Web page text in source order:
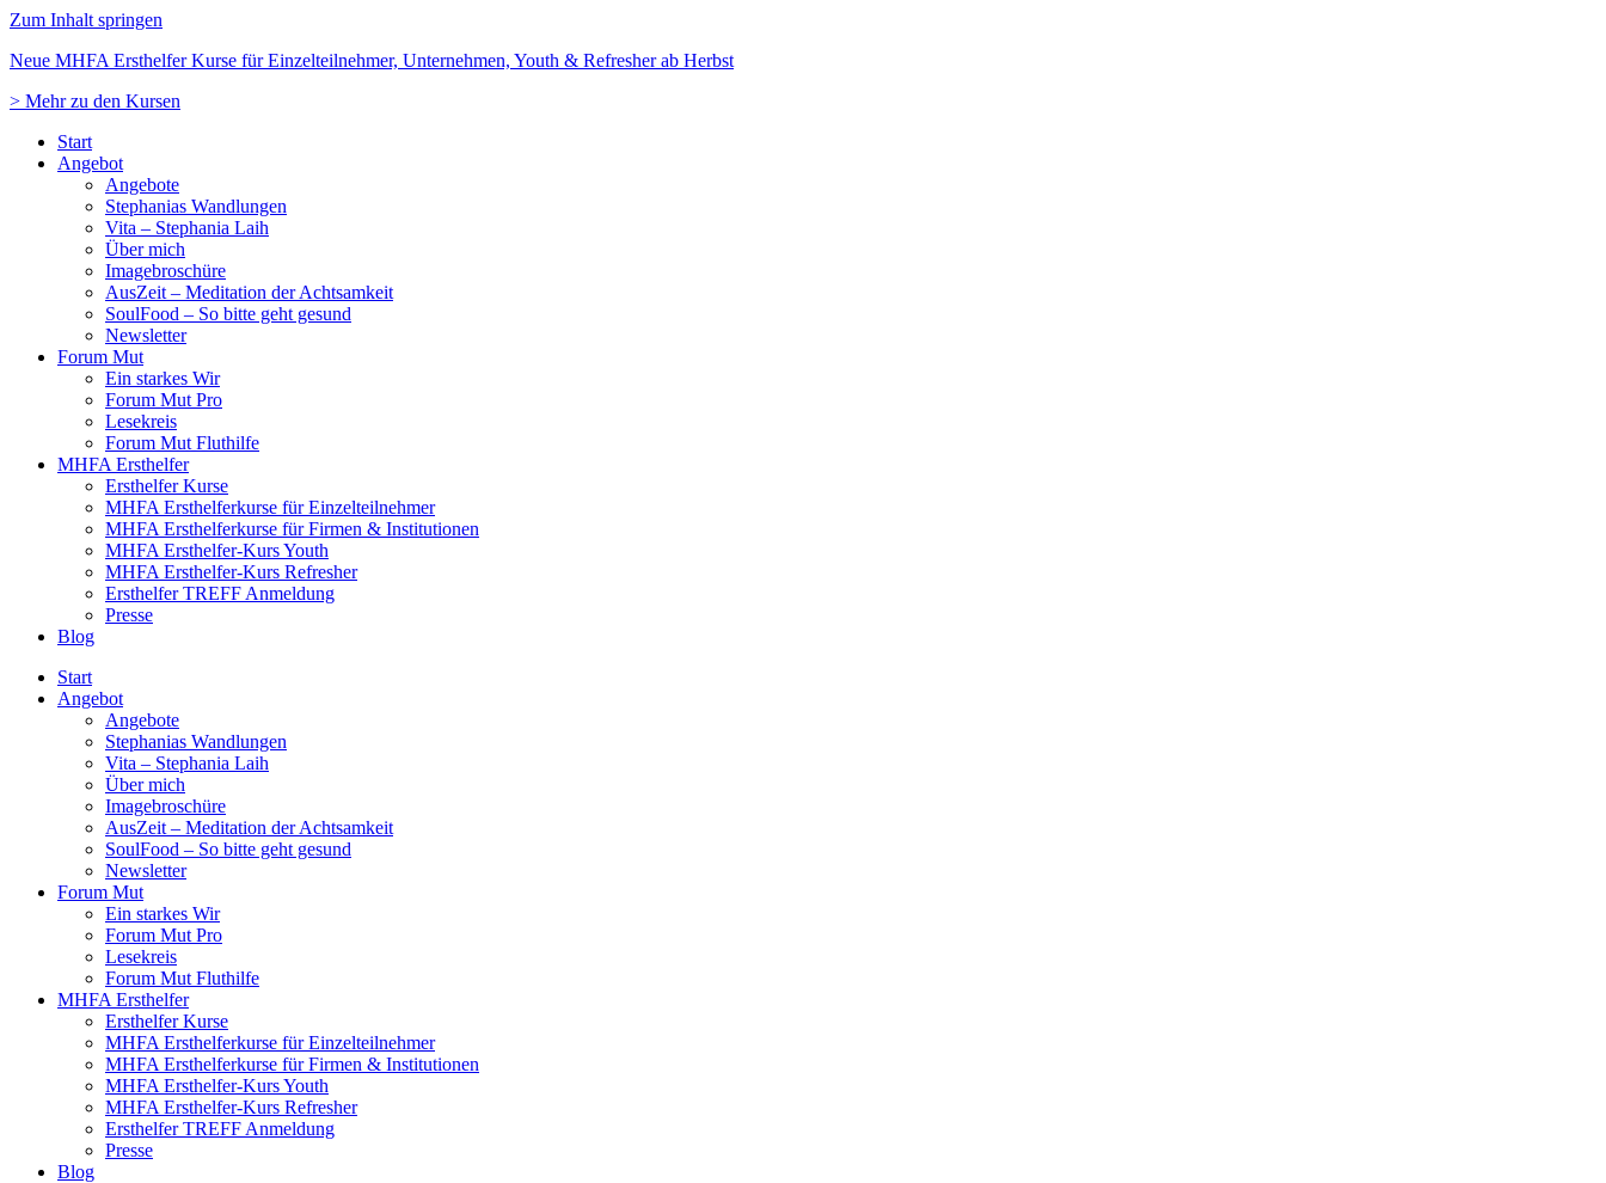
Zum Inhalt springen
Neue MHFA Ersthelfer Kurse für Einzelteilnehmer, Unternehmen, Youth & Refresher ab Herbst
> Mehr zu den Kursen
Start
Angebot
Angebote
Stephanias Wandlungen
Vita – Stephania Laih
Über mich
Imagebroschüre
AusZeit – Meditation der Achtsamkeit
SoulFood – So bitte geht gesund
Newsletter
Forum Mut
Ein starkes Wir
Forum Mut Pro
Lesekreis
Forum Mut Fluthilfe
MHFA Ersthelfer
Ersthelfer Kurse
MHFA Ersthelferkurse für Einzelteilnehmer
MHFA Ersthelferkurse für Firmen & Institutionen
MHFA Ersthelfer-Kurs Youth
MHFA Ersthelfer-Kurs Refresher
Ersthelfer TREFF Anmeldung
Presse
Blog
Start
Angebot
Angebote
Stephanias Wandlungen
Vita – Stephania Laih
Über mich
Imagebroschüre
AusZeit – Meditation der Achtsamkeit
SoulFood – So bitte geht gesund
Newsletter
Forum Mut
Ein starkes Wir
Forum Mut Pro
Lesekreis
Forum Mut Fluthilfe
MHFA Ersthelfer
Ersthelfer Kurse
MHFA Ersthelferkurse für Einzelteilnehmer
MHFA Ersthelferkurse für Firmen & Institutionen
MHFA Ersthelfer-Kurs Youth
MHFA Ersthelfer-Kurs Refresher
Ersthelfer TREFF Anmeldung
Presse
Blog